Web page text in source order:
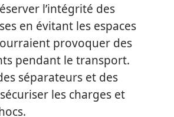
l’intégrité des
en évitant les espaces
provoquer des
pendant le transport.
séparateurs et des
les charges et